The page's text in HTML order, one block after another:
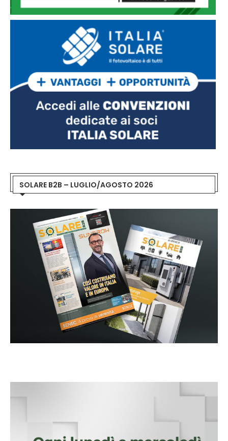
SOLARE B2B – LUGLIO/AGOSTO 2026